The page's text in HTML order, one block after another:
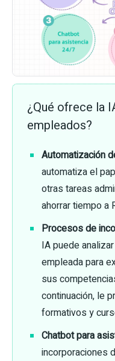
¿Qué ofrece la
empleados?
Automatización
automatiza el
otras tareas
ahorrar tiempo a
Procesos de
IA puede
empleada para
sus
continuación, le
formativos y
Chatbot para
incorporaciones